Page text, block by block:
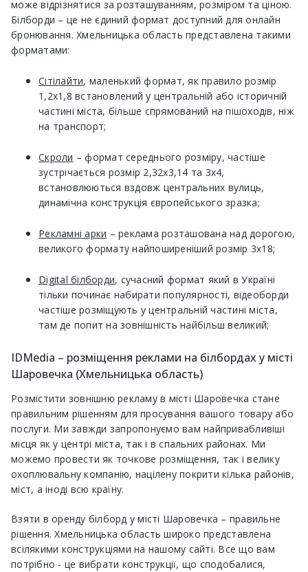
може відрізнятися за розташуванням, розміром та ціною.
Білборди – це не єдиний формат доступний для онлайн
бронювання. Хмельницька область представлена ​​такими
форматами:
Сітілайти, маленький формат, як правило розмір
1,2х1,8 встановлений у центральній або історичній
частині міста, більше спрямований на пішоходів, ніж
на транспорт;
Скроли – формат середнього розміру, частіше
зустрічається розмір 2,32х3,14 та 3х4,
встановлюються вздовж центральних вулиць,
динамічна конструкція європейського зразка;
Рекламні арки – реклама розташована над дорогою,
великого формату найпоширеніший розмір 3х18;
Digital білборди, сучасний формат який в Україні
тільки починає набирати популярності, відеоборди
частіше розміщують у центральній частині міста,
там де попит на зовнішність найбільш великий;
IDMedia – розміщення реклами на білбордах у місті
Шаровечка (Хмельницька область)
Розмістити зовнішню рекламу в місті Шаровечка стане
правильним рішенням для просування вашого товару або
послуги. Ми завжди запропонуємо вам найпривабливіші
місця як у центрі міста, так і в спальних районах. Ми
можемо провести як точкове розміщення, так і велику
охоплювальну компанію, націлену покрити кілька районів,
міст, а іноді всю країну.
Взяти в оренду білборд у місті Шаровечка – правильне
рішення. Хмельницька область широко представлена ​​
всілякими конструкціями на нашому сайті. Все що вам
потрібно - це вибрати конструкції, що сподобалися,